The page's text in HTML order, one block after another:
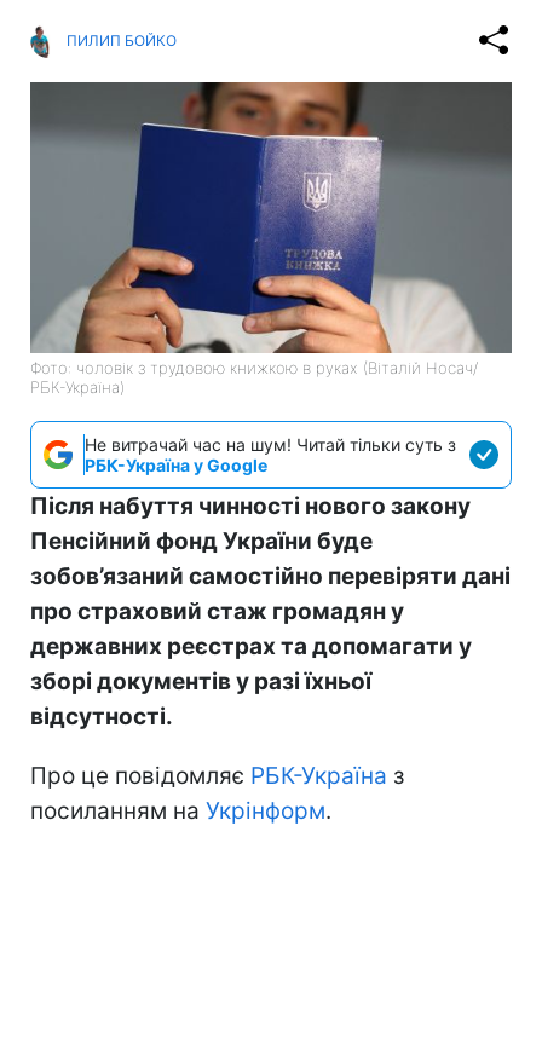
ПИЛИП БОЙКО
Фото: чоловік з трудовою книжкою в руках (Віталій Носач/
РБК-Україна)
Не витрачай час на шум! Читай тільки суть з
РБК-Україна у Google
Після набуття чинності нового закону
Пенсійний фонд України буде
зобов’язаний самостійно перевіряти дані
про страховий стаж громадян у
державних реєстрах та допомагати у
зборі документів у разі їхньої
відсутності.
Про це повідомляє РБК-Україна з
посиланням на Укрінформ.